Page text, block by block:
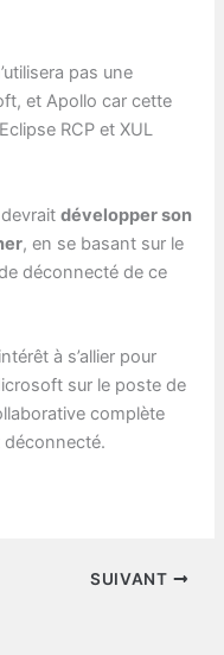
pas une
et Apollo car cette
RCP et XUL
devraitdévelopper son
, en se basant sur le
déconnecté de ce
à s’allier pour
sur le poste de
complète
SUIVANT